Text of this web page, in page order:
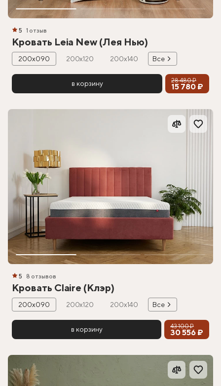
5 1 отзыв
Кровать Leia New (Лея Нью)
200х090 200х120 200х140 Все
в корзину 28 480 ₽
15 780 ₽
5 8 отзывов
Кровать Claire (Клэр)
200х090 200х120 200х140 Все
в корзину 43 100 ₽
30 556 ₽